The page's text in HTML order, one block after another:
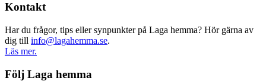
Kontakt
Har du frågor, tips eller synpunkter på Laga hemma? Hör gärna av
dig till info@lagahemma.se.
Läs mer.
Följ Laga hemma